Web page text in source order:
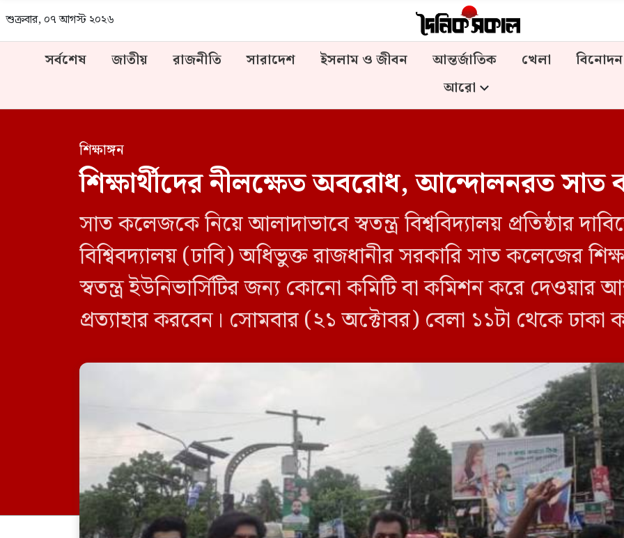
শুক্রবার, ০৭ আগস্ট ২০২৬
সর্বশেষ জাতীয় রাজনীতি সারাদেশ ইসলাম ও জীবন আন্তর্জাতিক খেলা বিনোদন
আরো
শিক্ষাঙ্গন
শিক্ষার্থীদের নীলক্ষেত অবরোধ, আন্দোলনরত সাত
সাত কলেজকে নিয়ে আলাদাভাবে স্বতন্ত্র বিশ্ববিদ্যালয় প্রতিষ্ঠার
বিশ্বিবদ্যালয় (ঢাবি) অধিভুক্ত রাজধানীর সরকারি সাত কলেজের
স্বতন্ত্র ইউনিভার্সিটির জন্য কোনো কমিটি বা কমিশন করে দেওয়ার
প্রত্যাহার করবেন। সোমবার (২১ অক্টোবর) বেলা ১১টা থেকে